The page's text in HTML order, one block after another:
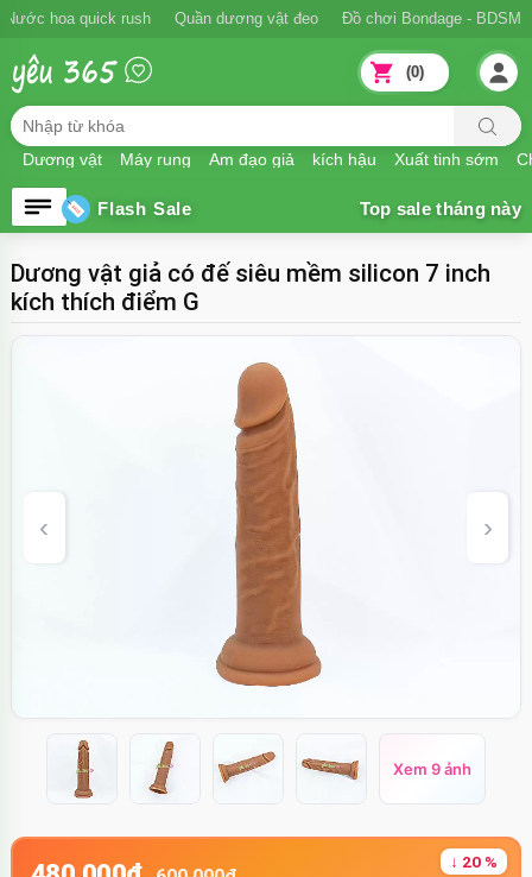
Ngăn xuất tinh sớm Nước hoa quick rush Quần dương vật đeo Đồ
Dương vật Máy rung Âm đạo giả kích hậu Xuất tinh sớm
(0)
Flash Sale
Dương vật giả có đế siêu mềm silicon 7 inch
kích thích điểm G
Xem 9 ảnh
↓ 20 %